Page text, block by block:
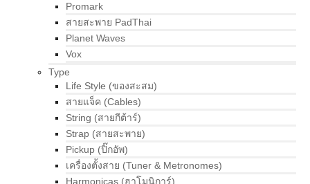
Promark
สายสะพาย PadThai
Planet Waves
Vox
Type
Life Style (ของสะสม)
สายแจ็ค (Cables)
String (สายกีต้าร์)
Strap (สายสะพาย)
Pickup (ปิ๊กอัพ)
เครื่องตั้งสาย (Tuner & Metronomes)
Harmonicas (ฮาโมนิการ์)